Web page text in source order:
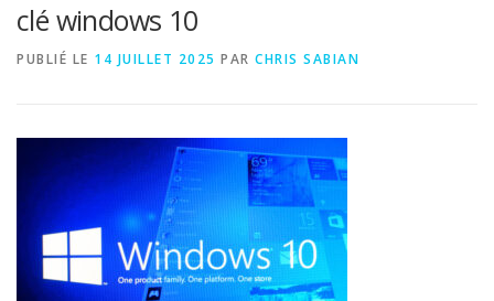
clé windows 10
PUBLIÉ LE 14 JUILLET 2025 PAR CHRIS SABIAN